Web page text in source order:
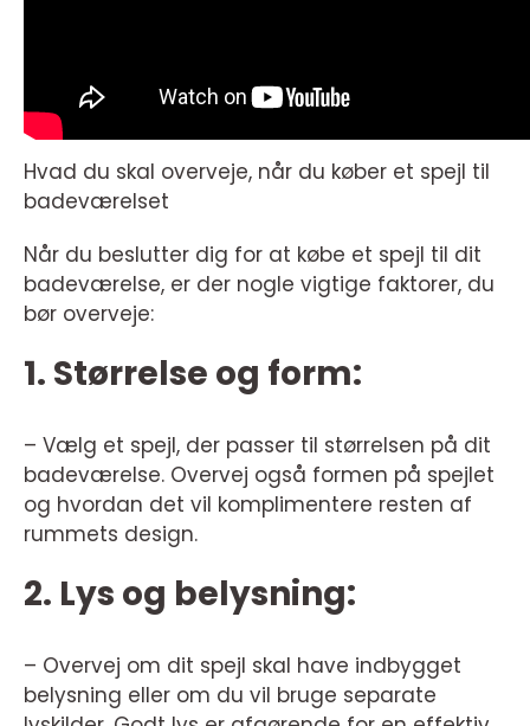
Hvad du skal overveje, når du køber et spejl til
badeværelset
Når du beslutter dig for at købe et spejl til dit
badeværelse, er der nogle vigtige faktorer, du
bør overveje:
1. Størrelse og form:
– Vælg et spejl, der passer til størrelsen på dit
badeværelse. Overvej også formen på spejlet
og hvordan det vil komplimentere resten af
rummets design.
2. Lys og belysning:
– Overvej om dit spejl skal have indbygget
belysning eller om du vil bruge separate